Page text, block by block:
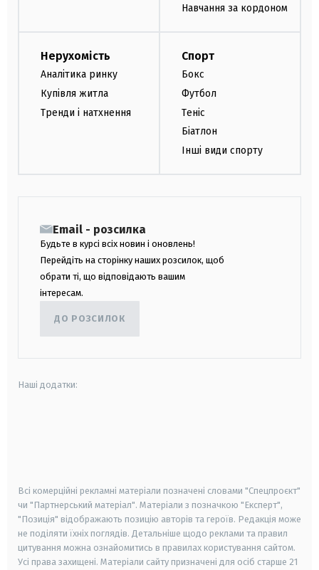
Навчання за кордоном
Нерухомість
Аналітика ринку
Купівля житла
Тренди і натхнення
Спорт
Бокс
Футбол
Теніс
Біатлон
Інші види спорту
Email - розсилка
Будьте в курсі всіх новин і оновлень!
Перейдіть на сторінку наших розсилок, щоб
обрати ті, що відповідають вашим
інтересам.
ДО РОЗСИЛОК
Наші додатки:
Всі комерційні рекламні матеріали позначені словами "Спецпроєкт"
чи "Партнерський матеріал". Матеріали з позначкою "Експерт",
"Позиція" відображають позицію авторів та героїв. Редакція може
не поділяти їхніх поглядів. Детальніше щодо реклами та правил
цитування можна ознайомитись в правилах користування сайтом.
Усі права захищені. Матеріали сайту призначені для осіб старше 21